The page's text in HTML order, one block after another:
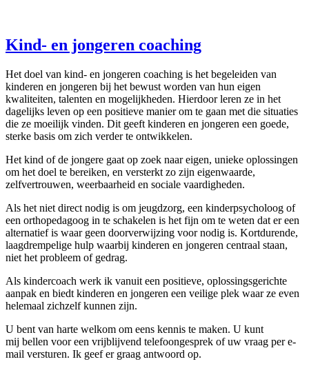
Kind- en jongeren coaching
Het doel van kind- en jongeren coaching is het begeleiden van
kinderen en jongeren bij het bewust worden van hun eigen
kwaliteiten, talenten en mogelijkheden. Hierdoor leren ze in het
dagelijks leven op een positieve manier om te gaan met die situaties
die ze moeilijk vinden. Dit geeft kinderen en jongeren een goede,
sterke basis om zich verder te ontwikkelen.
Het kind of de jongere gaat op zoek naar eigen, unieke oplossingen
om het doel te bereiken, en versterkt zo zijn eigenwaarde,
zelfvertrouwen, weerbaarheid en sociale vaardigheden.
Als het niet direct nodig is om jeugdzorg, een kinderpsycholoog of
een orthopedagoog in te schakelen is het fijn om te weten dat er een
alternatief is waar geen doorverwijzing voor nodig is. Kortdurende,
laagdrempelige hulp waarbij kinderen en jongeren centraal staan,
niet het probleem of gedrag.
Als kindercoach werk ik vanuit een positieve, oplossingsgerichte
aanpak en biedt kinderen en jongeren een veilige plek waar ze even
helemaal zichzelf kunnen zijn.
U bent van harte welkom om eens kennis te maken. U kunt
mij bellen voor een vrijblijvend telefoongesprek of uw vraag per e-
mail versturen. Ik geef er graag antwoord op.